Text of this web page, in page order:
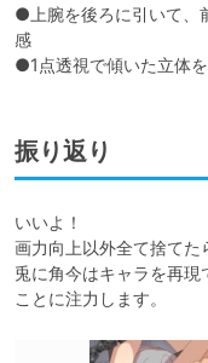
●上腕を後ろに引いて、
感
●1点透視で傾いた立体
振り返り
いいよ！
画力向上以外全て捨てた
兎に角今はキャラを再
ことに注力します。